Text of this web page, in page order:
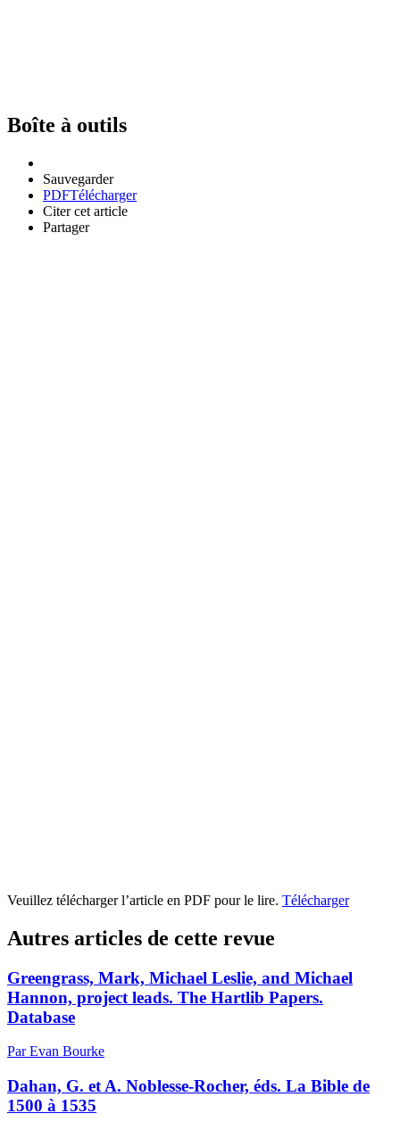
Boîte à outils
Sauvegarder
PDFTélécharger
Citer cet article
Partager
Veuillez télécharger l’article en PDF pour le lire. Télécharger
Autres articles de cette revue
Greengrass, Mark, Michael Leslie, and Michael
Hannon, project leads. The Hartlib Papers.
Database
Par Evan Bourke
Dahan, G. et A. Noblesse-Rocher, éds. La Bible de
1500 à 1535